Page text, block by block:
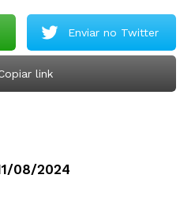
Enviar no Twitter
link
08/2024